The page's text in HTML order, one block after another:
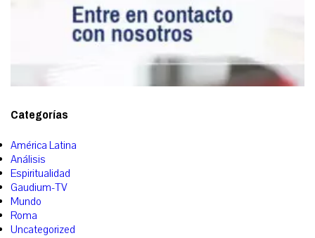
Categorías
América Latina
Análisis
Espiritualidad
Gaudium-TV
Mundo
Roma
Uncategorized